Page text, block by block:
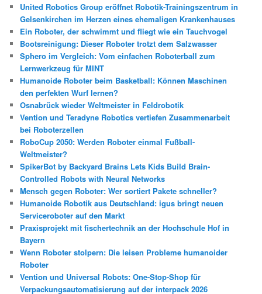
n
United Robotics Group eröffnet Robotik-Trainingszentrum in
Gelsenkirchen im Herzen eines ehemaligen Krankenhauses
Ein Roboter, der schwimmt und fliegt wie ein Tauchvogel
Bootsreinigung: Dieser Roboter trotzt dem Salzwasser
Sphero im Vergleich: Vom einfachen Roboterball zum
Lernwerkzeug für MINT
Humanoide Roboter beim Basketball: Können Maschinen
den perfekten Wurf lernen?
Osnabrück wieder Weltmeister in Feldrobotik
Vention und Teradyne Robotics vertiefen Zusammenarbeit
bei Roboterzellen
RoboCup 2050: Werden Roboter einmal Fußball-
Weltmeister?
SpikerBot by Backyard Brains Lets Kids Build Brain-
Controlled Robots with Neural Networks
Mensch gegen Roboter: Wer sortiert Pakete schneller?
Humanoide Robotik aus Deutschland: igus bringt neuen
Serviceroboter auf den Markt
Praxisprojekt mit fischertechnik an der Hochschule Hof in
Bayern
Wenn Roboter stolpern: Die leisen Probleme humanoider
Roboter
Vention und Universal Robots: One-Stop-Shop für
Verpackungsautomatisierung auf der interpack 2026